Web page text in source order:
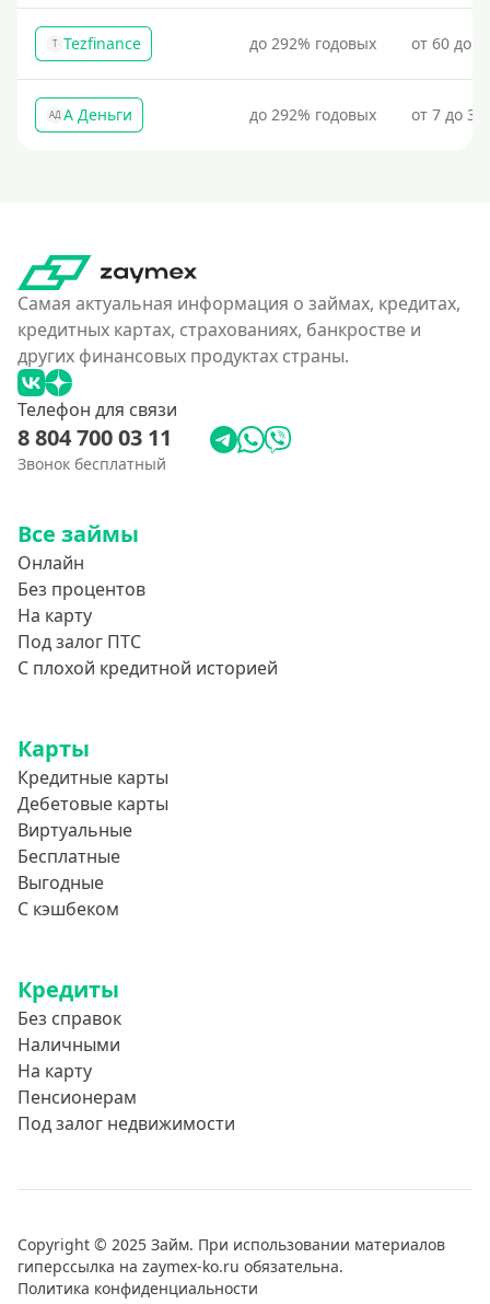
T Tezfinance до 292% годовых от 60 до
АД А Деньги до 292% годовых от 7 до
Самая актуальная информация о займах, кредитах,
кредитных картах, страхованиях, банкростве и
других финансовых продуктах страны.
Телефон для связи
8 804 700 03 11
Звонок бесплатный
Все займы
Онлайн
Без процентов
На карту
Под залог ПТС
С плохой кредитной историей
Карты
Кредитные карты
Дебетовые карты
Виртуальные
Бесплатные
Выгодные
С кэшбеком
Кредиты
Без справок
Наличными
На карту
Пенсионерам
Под залог недвижимости
Copyright © 2025 Займ. При использовании материалов
гиперссылка на zaymex-ko.ru обязательна.
Политика конфиденциальности